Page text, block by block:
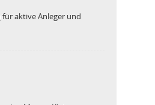
für aktive Anleger und